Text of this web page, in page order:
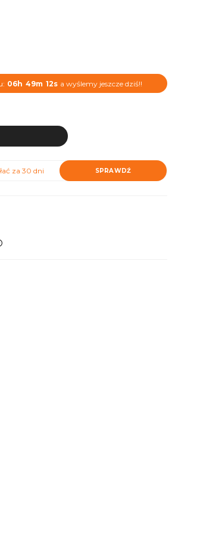
06h 49m 11s a wyślemy jeszcze dziś!!
za 30 dni SPRAWDŹ